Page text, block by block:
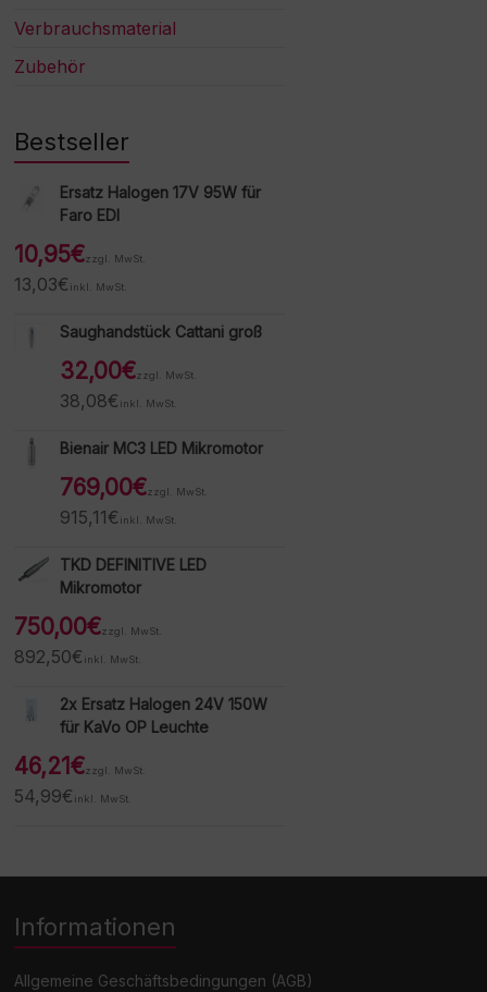
Verbrauchsmaterial
Zubehör
Bestseller
Ersatz Halogen 17V 95W für
Faro EDI
10,95€zzgl. MwSt.
13,03€ inkl. MwSt.
Saughandstück Cattani groß
32,00€zzgl. MwSt.
38,08€ inkl. MwSt.
Bienair MC3 LED Mikromotor
769,00€zzgl. MwSt.
915,11€ inkl. MwSt.
TKD DEFINITIVE LED
Mikromotor
750,00€zzgl. MwSt.
892,50€ inkl. MwSt.
2x Ersatz Halogen 24V 150W
für KaVo OP Leuchte
46,21€zzgl. MwSt.
54,99€ inkl. MwSt.
Informationen
Allgemeine Geschäftsbedingungen (AGB)